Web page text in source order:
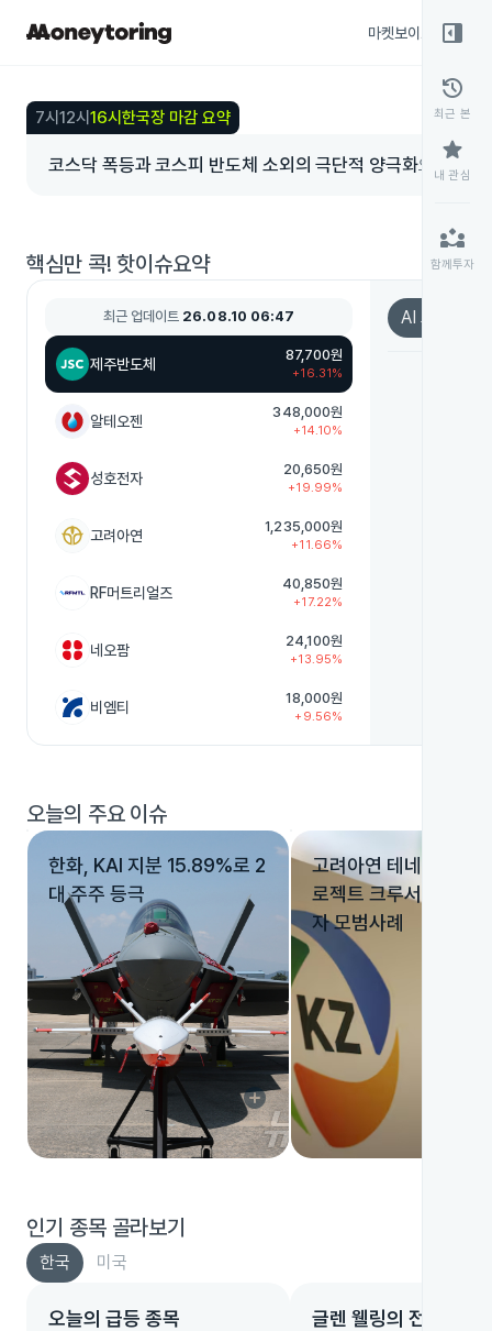
마켓보이스
7시 12시 16시 한국장 마감 요약
코스닥 폭등과 코스피 반도체 소외의 극단적 양극화오늘 코스
6,299.66(+0.65%)에 그쳤어요.
일 미국
했어요. 반
반도체 대
핵심만 콕! 핫이슈요약
최근 업데이트 26.08.10 06:47
제주반도체
87,700원
+16.31%
알테오젠
348,000원
+14.10%
성호전자
20,650원
+19.99%
고려아연
1,235,000원
+11.66%
RF머트리얼즈
40,850원
+17.22%
네오팜
24,100원
+13.95%
비엠티
18,000원
+9.56%
헥토파이낸셜
+19.25%
아이티센글로벌
26,450원
+16.52%
AI 요약
오늘의 주요 이슈
한화, KAI 지분 15.89%로 2
대 주주 등극
add_circle
고려아연 테네시 제련
로젝트 크루서블의 대
자 모범사례
인기 종목 골라보기
한국 미국
오늘의 급등 종목 글렌 웰링의 전략
right_panel_open
history
최근 본
star
내 관심
partner_exchange
함께투자